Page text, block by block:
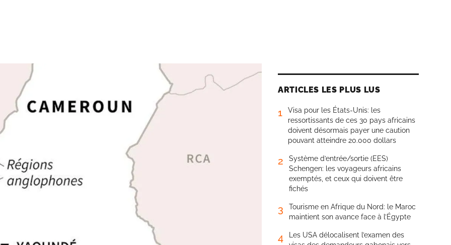
ARTICLES LES PLUS LUS
1
Visa pour les États-Unis: les
ressortissants de ces 30 pays africains
doivent désormais payer une caution
pouvant atteindre 20.000 dollars
2
Système d’entrée/sortie (EES)
Schengen: les voyageurs africains
exemptés, et ceux qui doivent être
fichés
3
Tourisme en Afrique du Nord: le Maroc
maintient son avance face à l’Égypte
4
Les USA délocalisent l’examen des